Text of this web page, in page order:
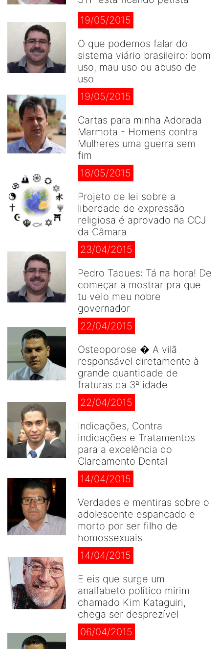
19/05/2015
O que podemos falar do
sistema viário brasileiro: bom
uso, mau uso ou abuso de
uso
19/05/2015
Cartas para minha Adorada
Marmota - Homens contra
Mulheres uma guerra sem
fim
18/05/2015
Projeto de lei sobre a
liberdade de expressão
religiosa é aprovado na CCJ
da Câmara
23/04/2015
Pedro Taques: Tá na hora! De
começar a mostrar pra que
tu veio meu nobre
governador
22/04/2015
Osteoporose � A vilã
responsável diretamente à
grande quantidade de
fraturas da 3ª idade
22/04/2015
Indicações, Contra
indicações e Tratamentos
para a excelência do
Clareamento Dental
14/04/2015
Verdades e mentiras sobre o
adolescente espancado e
morto por ser filho de
homossexuais
14/04/2015
E eis que surge um
analfabeto político mirim
chamado Kim Kataguiri,
chega ser desprezível
06/04/2015